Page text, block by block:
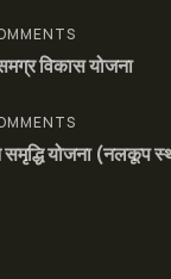
विकास योजना
योजना (नलकूप